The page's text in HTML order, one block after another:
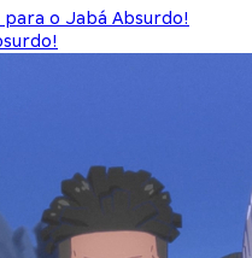
para o Jabá Absurdo!